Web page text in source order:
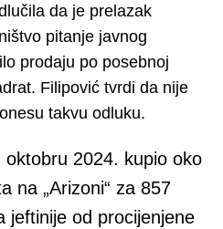
da je prelazak
pitanje javnog
prodaju po posebnoj
Filipović tvrdi da nije
takvu odluku.
oktobru 2024. kupio oko
na „Arizoni“ za 857
jeftinije od procijenjene